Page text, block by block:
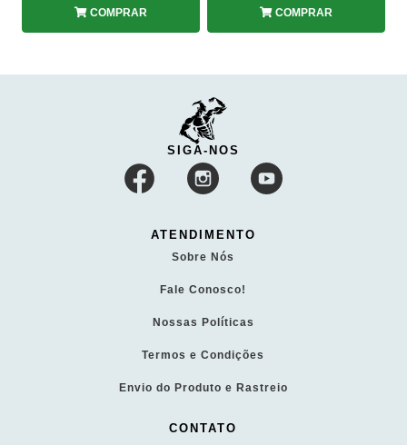
COMPRAR COMPRAR
SIGA-NOS
ATENDIMENTO
Sobre Nós
Fale Conosco!
Nossas Políticas
Termos e Condições
Envio do Produto e Rastreio
CONTATO